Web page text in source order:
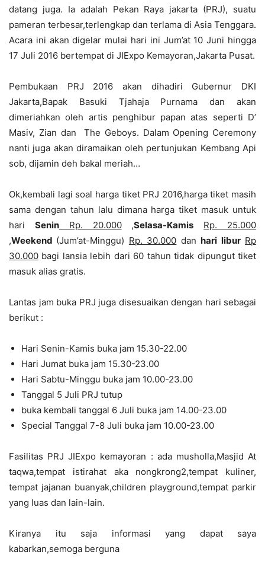
datang juga. Ia adalah Pekan Raya jakarta (PRJ), suatu
pameran terbesar,terlengkap dan terlama di Asia Tenggara.
Acara ini akan digelar mulai hari ini Jum’at 10 Juni hingga
17 Juli 2016 bertempat di JIExpo Kemayoran,Jakarta Pusat.
Pembukaan PRJ 2016 akan dihadiri Gubernur DKI
Jakarta,Bapak Basuki Tjahaja Purnama dan akan
dimeriahkan oleh artis penghibur papan atas seperti D’
Masiv, Zian dan The Geboys. Dalam Opening Ceremony
nanti juga akan diramaikan oleh pertunjukan Kembang Api
sob, dijamin deh bakal meriah…
Ok,kembali lagi soal harga tiket PRJ 2016,harga tiket masih
sama dengan tahun lalu dimana harga tiket masuk untuk
hari SeninRp. 20.000,Selasa-Kamis
Rp. 25.000
,Weekend (Jum’at-Minggu) Rp. 30.000 danhari libur Rp
30.000 bagi lansia lebih dari 60 tahun tidak dipungut tiket
masuk alias gratis.
Lantas jam buka PRJ juga disesuaikan dengan hari sebagai
berikut :
Hari Senin-Kamis buka jam 15.30-22.00
Hari Jumat buka jam 15.30-23.00
Hari Sabtu-Minggu buka jam 10.00-23.00
Tanggal 5 Juli PRJ tutup
buka kembali tanggal 6 Juli buka jam 14.00-23.00
Special Tanggal 7-8 Juli buka jam 10.00-23.00
Fasilitas PRJ JIExpo kemayoran : ada musholla,Masjid At
taqwa,tempat istirahat aka nongkrong2,tempat kuliner,
tempat jajanan buanyak,children playground,tempat parkir
yang luas dan lain-lain.
Kiranya itu saja informasi yang dapat saya
kabarkan,semoga berguna